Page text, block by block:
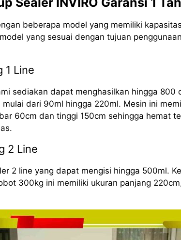
beberapa model yang memiliki
yang sesuai dengan tujuan
1 Line
sediakan dapat menghasilkan hingga 800
dari 90ml hingga 220ml. Mesin ini
60cm dan tinggi 150cm sehingga hemat
2 Line
2 line yang dapat mengisi hingga 500ml.
300kg ini memiliki ukuran panjang